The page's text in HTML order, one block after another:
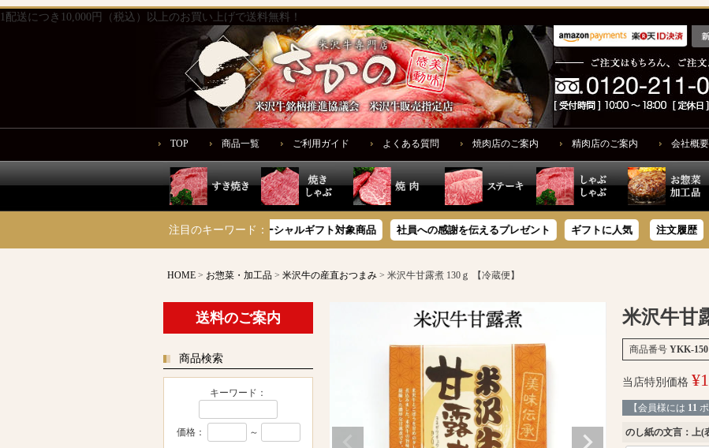
1配送につき10,000円（税込）以上のお買い上げで送料無料！
TOP 商品一覧 ご利用ガイド よくある質問 焼肉店のご案内 精肉店のご案内 会社概要
注目のキーワード：
木箱で贈る ソーシャルギフト対象商品 社員への感謝を伝えるプレゼント ギフトに人気 注文履歴 サ
HOME お惣菜・加工品 米沢牛の産直おつまみ 米沢牛甘露煮 130ｇ 【冷蔵便】
送料のご案内
商品検索
キーワード：
価格： ～
米沢牛甘
商品番号 YKK-150
当店特別価格 ¥
【会員様には 11
のし紙の文言：上(